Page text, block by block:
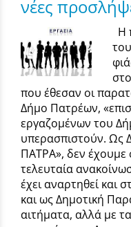
νέες
Η
που έθεσαν οι
Δήμο Πατρέων,
εργαζομένων του
υπερασπιστούν. Ως
ΠΑΤΡΑ», δεν
τελευταία
έχει αναρτηθεί και
και ως Δημοτική
αιτήματα, αλλά με τα